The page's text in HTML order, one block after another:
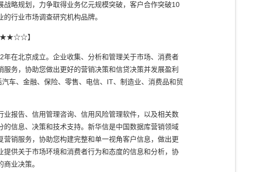
略规划，力争取得业务亿元规模突破，客户合作突破10
行业市场调查研究机构品牌。
】
在北京成立。企业收集、分析和管理关于市场、消费者
务，协助您做出更好的营销决策和信贷决策并发展盈利
车、金融、保险、零售、电信、IT、制造业、消费品和贸
报告、信用管理咨询、信用风险管理软件，以及相关数
信息、决策和技术支持。新华信是中国数据库营销领域
销服务，协助您构建完整和单一视角客户信息，做出更
供关于市场环境和消费者行为和态度的信息和分析，协
业决策。